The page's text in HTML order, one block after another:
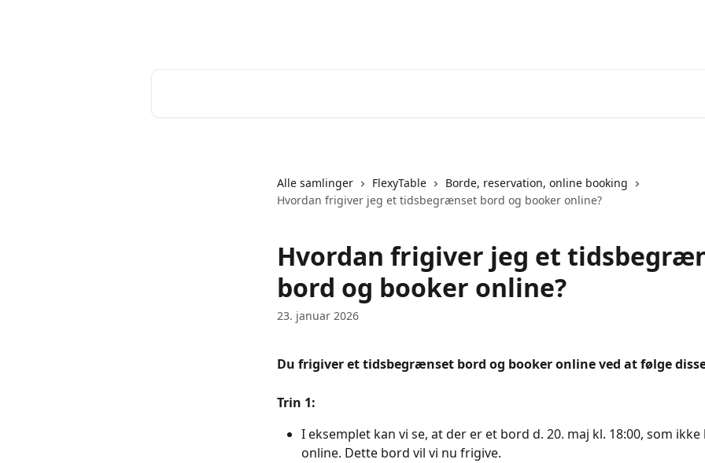
Alle samlinger FlexyTable
Borde, reservation, online booking
Hvordan frigiver jeg et tidsbegrænset bord og booker online?
Hvordan frigiver jeg et
bord og booker online?
23. januar 2026
Du frigiver et tidsbegrænset bord og booker online ved at følge
Trin 1:
I eksemplet kan vi se, at der er et bord d. 20. maj kl. 18:00, som
online. Dette bord vil vi nu frigive.